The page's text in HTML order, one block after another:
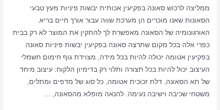
ממליצה לרכוש סאונה בפקיעין אכותית יבשות פיניות מעץ טבעי
הסאונות שאנו מוכרים הן מערכת שווה עבור אורך חיים בריא.
האורגונומיה של הסאונה מאפשרת לך להתקין את המוצר לא רק בבית
כפרי אלה בכל מקום שתרצה סאונה בפקיעין יבשות פיניות סאונה
בפקיעין אטומה יכולה להיות בכל מידה, מצוידת גוף חימום חשמלי
העיצוב יכול להיות בכל תצורה ותלוי רק בדימיון הלקוח: עיצוב מיחד
של תא הסאונה, דלת זכוכית אטומה, כל סוג של מדפים ומתלים,
משטחי שכיבה וישיבה נעימה. להנאה מופלא מהסאונה, …